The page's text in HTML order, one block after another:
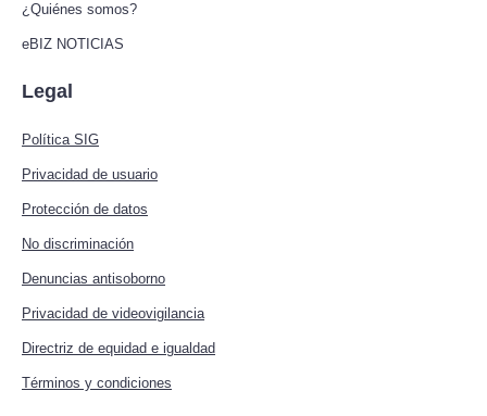
¿Quiénes somos?
eBIZ NOTICIAS
Legal
Política SIG
Privacidad de usuario
Protección de datos
No discriminación
Denuncias antisoborno
Privacidad de videovigilancia
Directriz de equidad e igualdad
Términos y condiciones